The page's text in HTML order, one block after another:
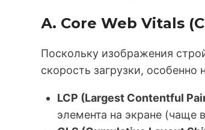
А. Core Web Vitals
Поскольку изображения
скорость загрузки,
LCP (Largest Contentful
элемента на экране (чаще